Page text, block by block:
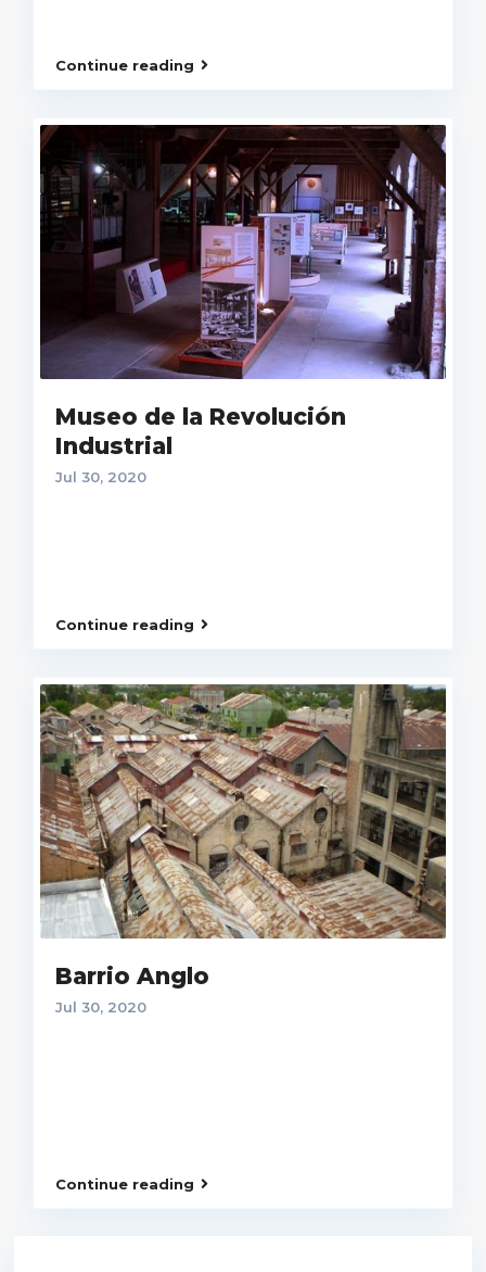
Continue reading
Museo de la Revolución
Industrial
Jul 30, 2020
Continue reading
Barrio Anglo
Jul 30, 2020
Continue reading